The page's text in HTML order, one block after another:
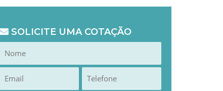
SOLICITE UMA COTAÇÃO